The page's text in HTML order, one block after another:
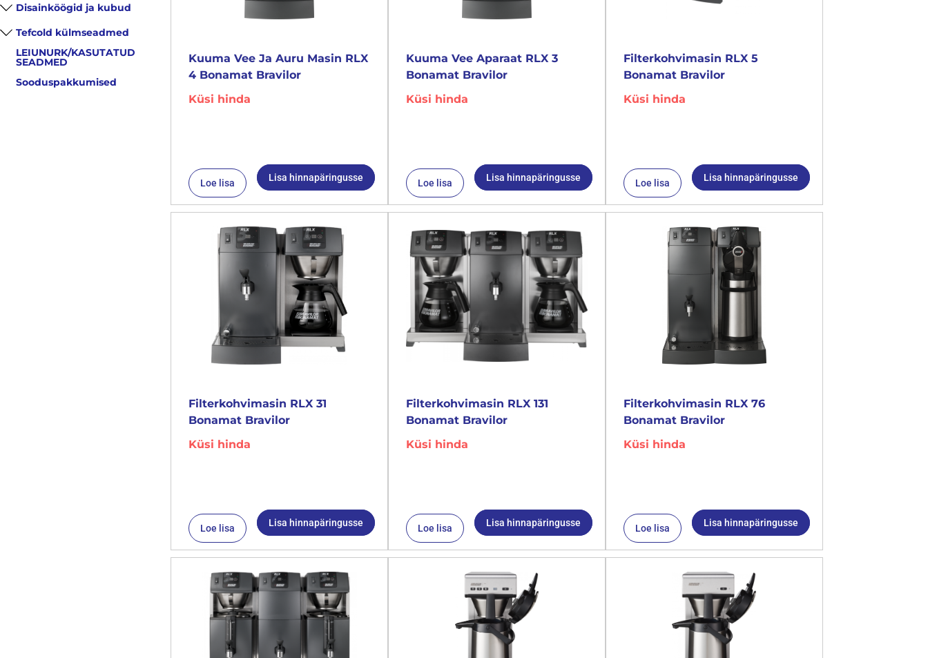
Disainköögid ja kubud
Tefcold külmseadmed
LEIUNURK/KASUTATUD
SEADMED
Sooduspakkumised
Kuuma Vee Ja Auru Masin RLX
4 Bonamat Bravilor
Küsi hinda
Loe lisa Lisa hinnapäringusse
Kuuma Vee Aparaat RLX 3
Bonamat Bravilor
Küsi hinda
Loe lisa Lisa hinnapäringusse
Filterkohvimasin RLX 5
Bonamat Bravilor
Küsi hinda
Loe lisa Lisa hinnapäringusse
Filterkohvimasin RLX 31
Bonamat Bravilor
Küsi hinda
Loe lisa Lisa hinnapäringusse
Filterkohvimasin RLX 131
Bonamat Bravilor
Küsi hinda
Loe lisa Lisa hinnapäringusse
Filterkohvimasin RLX 76
Bonamat Bravilor
Küsi hinda
Loe lisa Lisa hinnapäringusse